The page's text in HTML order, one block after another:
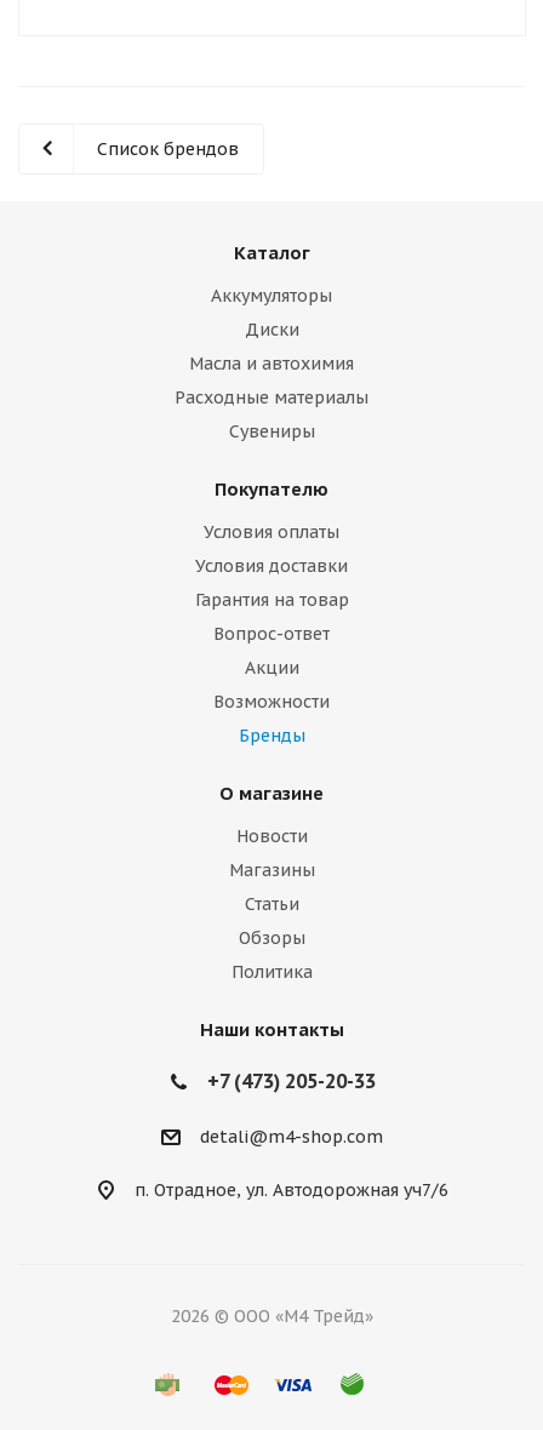
Список брендов
Каталог
Аккумуляторы
Диски
Масла и автохимия
Расходные материалы
Сувениры
Покупателю
Условия оплаты
Условия доставки
Гарантия на товар
Вопрос-ответ
Акции
Возможности
Бренды
О магазине
Новости
Магазины
Статьи
Обзоры
Политика
Наши контакты
+7 (473) 205-20-33
detali@m4-shop.com
п. Отрадное, ул. Автодорожная уч7/6
2026 © ООО «М4 Трейд»